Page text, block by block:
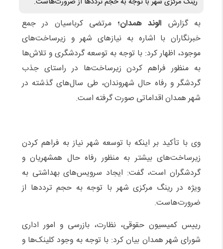
به گزارش الوند همدان؛ مرتضی کرباسیان در جمع
خبرنگاران با اشاره به نیازهای شهر و زیرساخت‌های
موجود، اظهار کرد: با توجه به توسعه گردشگری و تلاش‌ها
به منظور فراهم کردن زیرساخت‌ها در راستای جذب
گردشگر و رفاه حال شهروندان، طی سال‌های گذشته در
شهر همدان اقداماتی صورت گرفته است.
وی با تأکید بر اینکه با توسعه شهر نیاز به فراهم کردن
زیرساخت‌های بیشتر به منظور رفاه حال همشهریان و
گردشگران است، گفت: ایجاد سرویس‌های بهداشتی به
ویژه در رینگ مرکزی شهر با توجه به حجم ترددها از
ضرورت‌هاست.
رییس کمیسیون حقوقی، نظارت، بازرسی و امور اداری
شورای شهر همدان بیان کرد: با توجه به وجود کلینک‌ها و